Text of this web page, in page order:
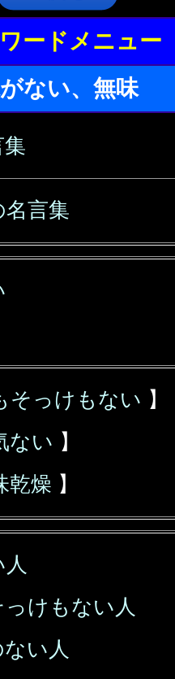
ードメニュー
ない、無味
言集
そっけもない 】
ない 】
乾燥 】
けもない人
い人